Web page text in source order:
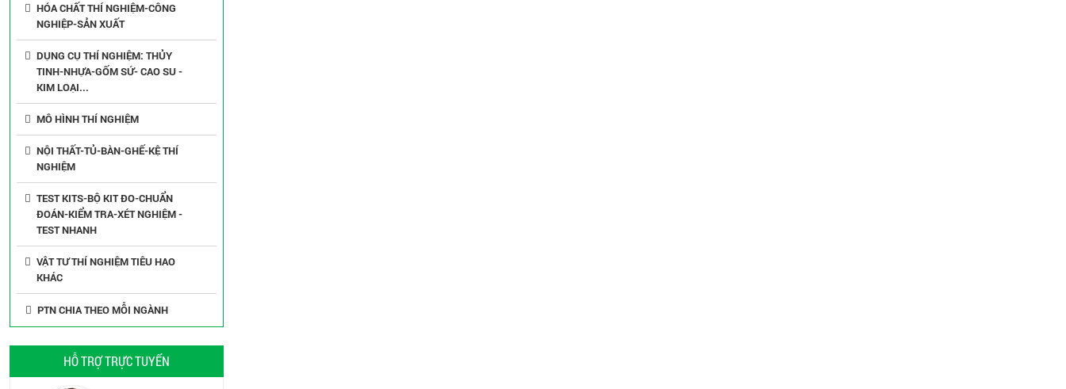
HÓA CHẤT THÍ NGHIỆM-CÔNG
NGHIỆP-SẢN XUẤT
DỤNG CỤ THÍ NGHIỆM: THỦY
TINH-NHỰA-GỐM SỨ- CAO SU -
KIM LOẠI...
MÔ HÌNH THÍ NGHIỆM
NỘI THẤT-TỦ-BÀN-GHẾ-KỆ THÍ
NGHIỆM
TEST KITS-BỘ KIT ĐO-CHUẨN
ĐOÁN-KIỂM TRA-XÉT NGHIỆM -
TEST NHANH
VẬT TƯ THÍ NGHIỆM TIÊU HAO
KHÁC
PTN CHIA THEO MỖI NGÀNH
HỖ TRỢ TRỰC TUYẾN